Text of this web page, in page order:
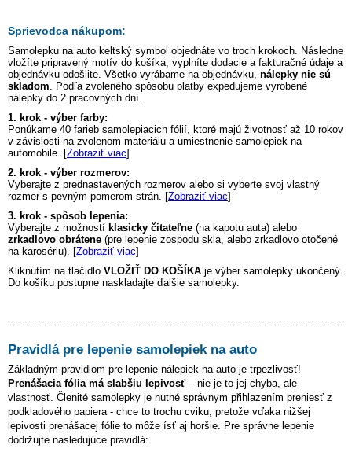
Sprievodca nákupom:
Samolepku na auto keltský symbol objednáte vo troch krokoch. Následne
vložíte pripravený motív do košíka, vyplníte dodacie a fakturačné údaje a
objednávku odošlite. Všetko vyrábame na objednávku, nálepky nie sú
skladom . Podľa zvoleného spôsobu platby expedujeme vyrobené
nálepky do 2 pracovných dní.
1. krok - výber farby:
Ponúkame 40 farieb samolepiacich fólií, ktoré majú životnosť až 10 rokov
v závislosti na zvolenom materiálu a umiestnenie samolepiek na
automobile. [Zobraziť viac]
2. krok - výber rozmerov:
Vyberajte z prednastavených rozmerov alebo si vyberte svoj vlastný
rozmer s pevným pomerom strán. [Zobraziť viac]
3. krok - spôsob lepenia:
Vyberajte z možností klasicky čitateľne (na kapotu auta) alebo
zrkadlovo obrátene (pre lepenie zospodu skla, alebo zrkadlovo otočené
na karosériu). [Zobraziť viac]
Kliknutím na tlačidlo VLOŽIŤ DO KOŠÍKA je výber samolepky ukončený.
Do košíku postupne naskladajte ďalšie samolepky.
Pravidlá pre lepenie samolepiek na auto
Základným pravidlom pre lepenie nálepiek na auto je trpezlivosť!
Prenášacia fólia má slabšiu lepivosť– nie je to jej chyba, ale
vlastnosť. Členité samolepky je nutné správnym přihlazením preniesť z
podkladového papiera - chce to trochu cviku, pretože vďaka nižšej
lepivosti prenášacej fólie to môže ísť aj horšie. Pre správne lepenie
dodržujte nasledujúce pravidlá: